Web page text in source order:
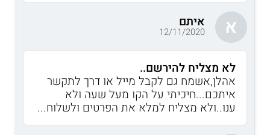
א איתם
12/11/2020
לא מצליח להירשם..
אהלן,אשמח גם לקבל מייל או דרך לתקשר
איתכם...חיכיתי על הקו מעל שעה ולא
ענו..ולא מצליח למלא את הפרטים ולשלוח...